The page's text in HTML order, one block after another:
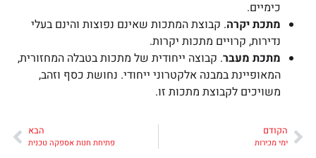
כימיים.
מתכת יקרה. קבוצת המתכות שאינם נפוצות והינם בעלי
נדירות, קרויים מתכות יקרות.
מתכת מעבר. קבוצה ייחודית של מתכות בטבלה המחזורית,
המאופיינת במבנה אלקטרוני ייחודי. נחושת כסף וזהב,
משויכים לקבוצת מתכות זו.
הקודם
ימי מכירות
הבא
פתיחת חנות אספקה טכנית